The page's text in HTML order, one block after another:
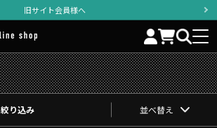
旧サイト会員様へ
絞り込み 並べ替え